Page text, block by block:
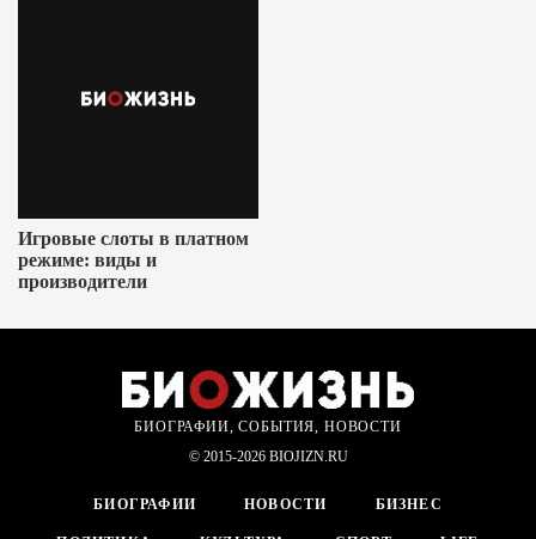
Игровые слоты в платном
режиме: виды и
производители
БИОГРАФИИ, СОБЫТИЯ, НОВОСТИ
© 2015-2026 BIOJIZN.RU
БИОГРАФИИ НОВОСТИ БИЗНЕС